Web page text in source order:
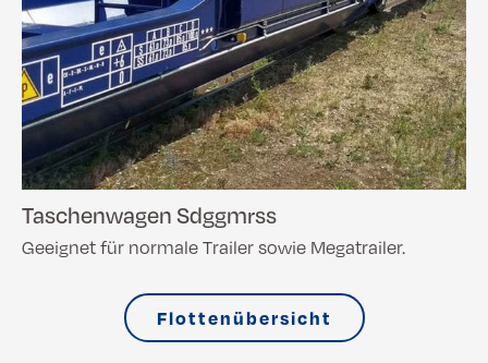
Taschenwagen Sdggmrss
Geeignet für normale Trailer sowie Megatrailer.
Flottenübersicht